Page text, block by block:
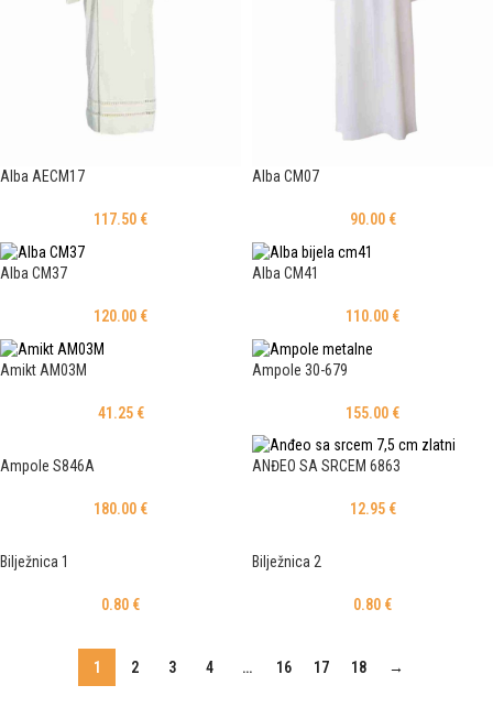
Alba AECM17
117.50 €
Alba CM07
90.00 €
Alba CM37
120.00 €
Alba CM41
110.00 €
Amikt AM03M
41.25 €
Ampole 30-679
155.00 €
Ampole S846A
180.00 €
ANĐEO SA SRCEM 6863
12.95 €
Bilježnica 1
0.80 €
Bilježnica 2
0.80 €
1 2 3 4 … 16 17 18 →